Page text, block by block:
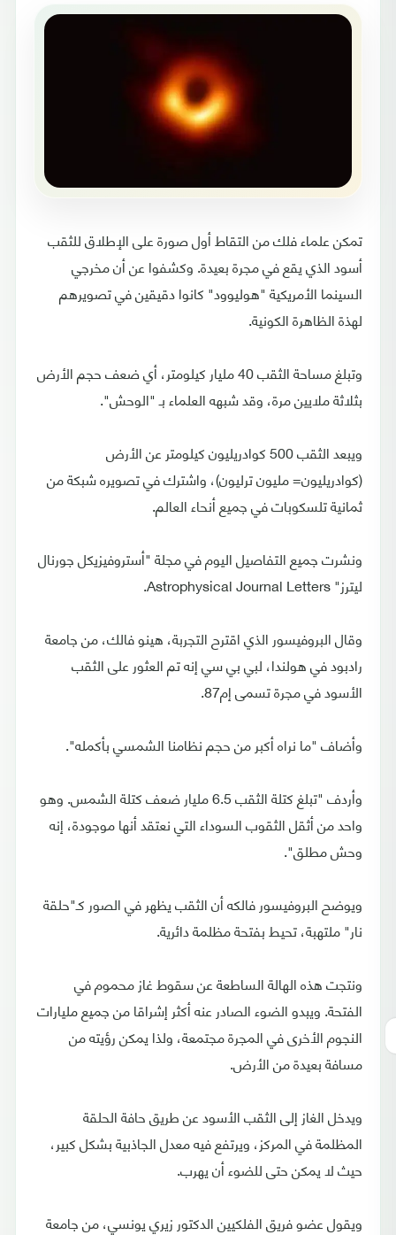
تمكن علماء فلك من التقاط أول صورة على الإطلاق للثقب
أسود الذي يقع في مجرة بعيدة. وكشفوا عن أن مخرجي
السينما الأمريكية "هوليوود" كانوا دقيقين في تصويرهم
لهذة الظاهرة الكونية.
وتبلغ مساحة الثقب 40 مليار كيلومتر، أي ضعف حجم الأرض
بثلاثة ملايين مرة، وقد شبهه العلماء بـ "الوحش".
ويبعد الثقب 500 كوادريليون كيلومتر عن الأرض
(كوادريليون= مليون ترليون)، واشترك في تصويره شبكة من
ثمانية تلسكوبات في جميع أنحاء العالم.
ونشرت جميع التفاصيل اليوم في مجلة "أستروفيزيكل جورنال
ليترز" Astrophysical Journal Letters.
وقال البروفيسور الذي اقترح التجربة، هينو فالك، من جامعة
رادبود في هولندا، لبي بي سي إنه تم العثور على الثقب
الأسود في مجرة تسمى إم87.
وأضاف "ما نراه أكبر من حجم نظامنا الشمسي بأكمله".
وأردف "تبلغ كتلة الثقب 6.5 مليار ضعف كتلة الشمس. وهو
واحد من أثقل الثقوب السوداء التي نعتقد أنها موجودة، إنه
وحش مطلق".
ويوضح البروفيسور فالكه أن الثقب يظهر في الصور كـ"حلقة
نار" ملتهبة، تحيط بفتحة مظلمة دائرية.
ونتجت هذه الهالة الساطعة عن سقوط غاز محموم في
الفتحة. ويبدو الضوء الصادر عنه أكثر إشراقا من جميع مليارات
النجوم الأخرى في المجرة مجتمعة، ولذا يمكن رؤيته من
مسافة بعيدة من الأرض.
ويدخل الغاز إلى الثقب الأسود عن طريق حافة الحلقة
المظلمة في المركز، ويرتفع فيه معدل الجاذبية بشكل كبير،
حيث لا يمكن حتى للضوء أن يهرب.
ويقول عضو فريق الفلكيين الدكتور زيري يونسي، من جامعة